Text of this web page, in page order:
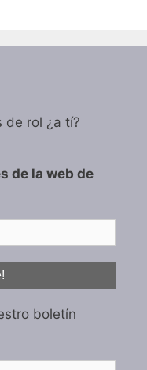
de rol ¿a tí?
de la web de
boletín